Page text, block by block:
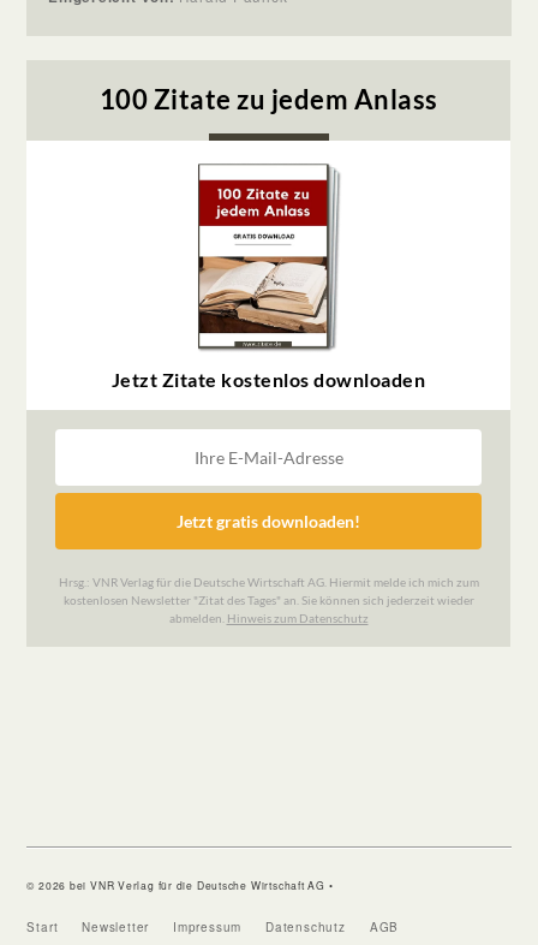
© 2026 bei VNR Verlag für die Deutsche Wirtschaft AG •
Start Newsletter Impressum Datenschutz AGB